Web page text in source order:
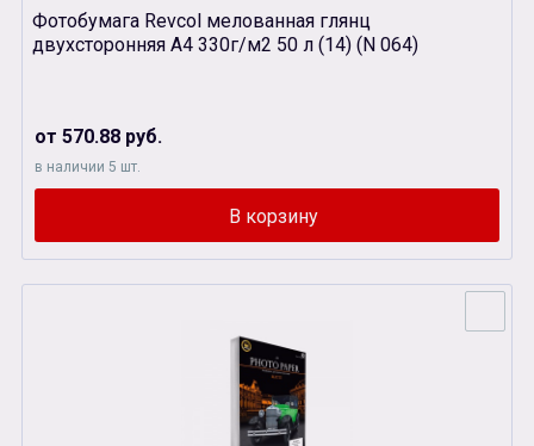
Фотобумага Revcol мелованная глянц
двухсторонняя А4 330г/м2 50 л (14) (N 064)
от 570.88 руб.
в наличии 5 шт.